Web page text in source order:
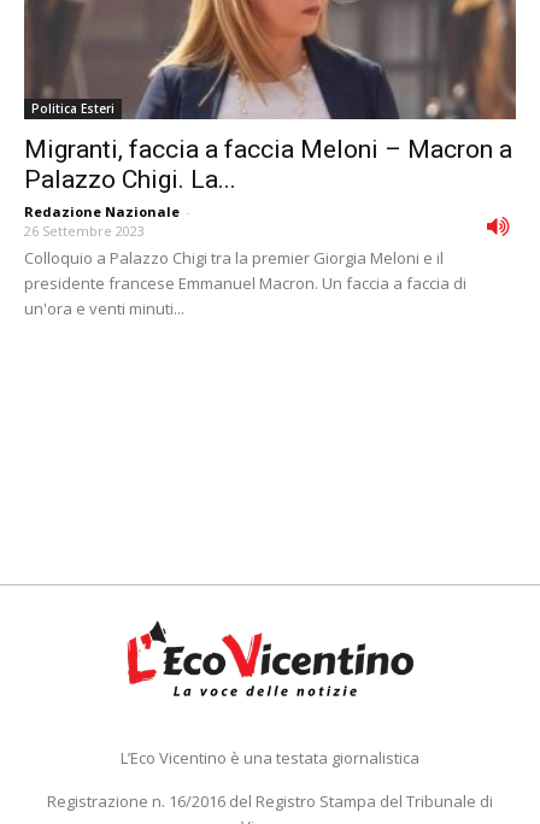
Politica Esteri
Migranti, faccia a faccia Meloni – Macron a
Palazzo Chigi. La...
Redazione Nazionale -
26 Settembre 2023
Colloquio a Palazzo Chigi tra la premier Giorgia Meloni e il
presidente francese Emmanuel Macron. Un faccia a faccia di
un'ora e venti minuti...
L’Eco Vicentino è una testata giornalistica
Registrazione n. 16/2016 del Registro Stampa del Tribunale di